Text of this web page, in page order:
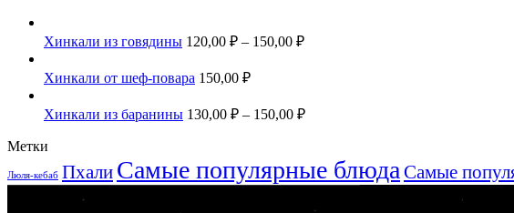
Хинкали из говядины 120,00 ₽ – 150,00 ₽
Хинкали от шеф-повара 150,00 ₽
Хинкали из баранины 130,00 ₽ – 150,00 ₽
Метки
Люля-кебаб Пхали Самые популярные блюда Самые